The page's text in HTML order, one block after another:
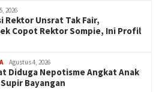
2026
Rektor Unsrat Tak Fair,
Copot Rektor Sompie, Ini Profil
Agustus 4, 2026
Diduga Nepotisme Angkat Anak
Bayangan